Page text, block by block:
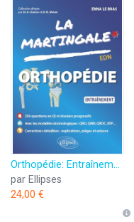
Orthopédie: Entraînement
par Ellipses
24,00 €